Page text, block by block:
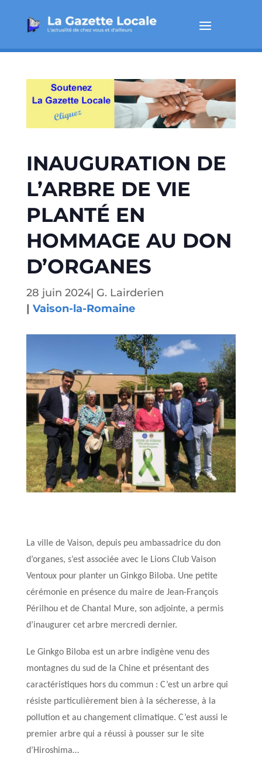
INAUGURATION DE
L’ARBRE DE VIE
PLANTÉ EN
HOMMAGE AU DON
D’ORGANES
28 juin 2024| G. Lairderien
| Vaison-la-Romaine
La ville de Vaison, depuis peu ambassadrice du don
d’organes, s’est associée avec le Lions Club Vaison
Ventoux pour planter un Ginkgo Biloba. Une petite
cérémonie en présence du maire de Jean-François
Périlhou et de Chantal Mure, son adjointe, a permis
d’inaugurer cet arbre mercredi dernier.
Le Ginkgo Biloba est un arbre indigène venu des
montagnes du sud de la Chine et présentant des
caractéristiques hors du commun : C’est un arbre qui
résiste particulièrement bien à la sécheresse, à la
pollution et au changement climatique. C’est aussi le
premier arbre qui a réussi à pousser sur le site
d’Hiroshima…